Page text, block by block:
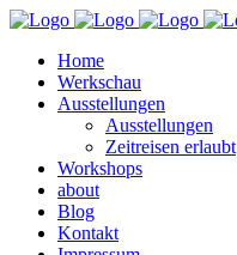
Home
Werkschau
Ausstellungen
Ausstellungen
Zeitreisen erlaubt
Workshops
about
Blog
Kontakt